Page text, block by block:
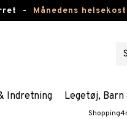
- Månedens
Indretning Legetøj, Barn